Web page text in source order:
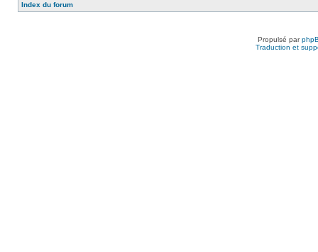
Index du forum
Propulsé par
Traduction et